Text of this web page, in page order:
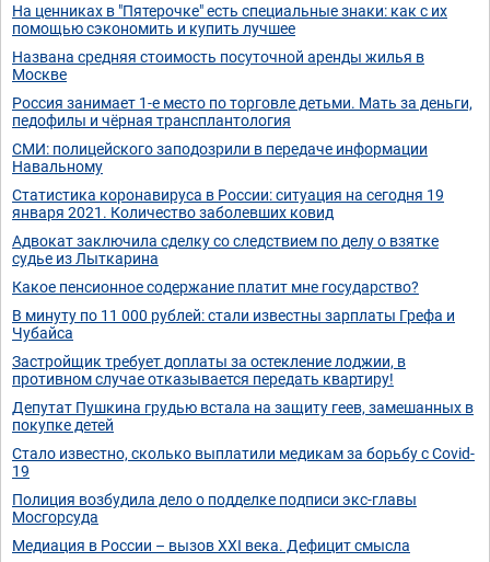
На ценниках в "Пятерочке" есть специальные знаки: как с их
помощью сэкономить и купить лучшее
Названа средняя стоимость посуточной аренды жилья в
Москве
Россия занимает 1-е место по торговле детьми. Мать за деньги,
педофилы и чёрная трансплантология
СМИ: полицейского заподозрили в передаче информации
Навальному
Статистика коронавируса в России: ситуация на сегодня 19
января 2021. Количество заболевших ковид
Адвокат заключила сделку со следствием по делу о взятке
судье из Лыткарина
Какое пенсионное содержание платит мне государство?
В минуту по 11 000 рублей: стали известны зарплаты Грефа и
Чубайса
Застройщик требует доплаты за остекление лоджии, в
противном случае отказывается передать квартиру!
Депутат Пушкина грудью встала на защиту геев, замешанных в
покупке детей
Стало известно, сколько выплатили медикам за борьбу с Covid-
19
Полиция возбудила дело о подделке подписи экс-главы
Мосгорсуда
Медиация в России – вызов XXI века. Дефицит смысла